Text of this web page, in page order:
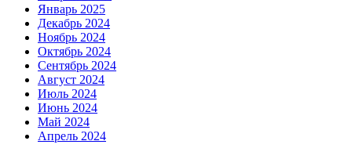
Январь 2025
Декабрь 2024
Ноябрь 2024
Октябрь 2024
Сентябрь 2024
Август 2024
Июль 2024
Июнь 2024
Май 2024
Апрель 2024